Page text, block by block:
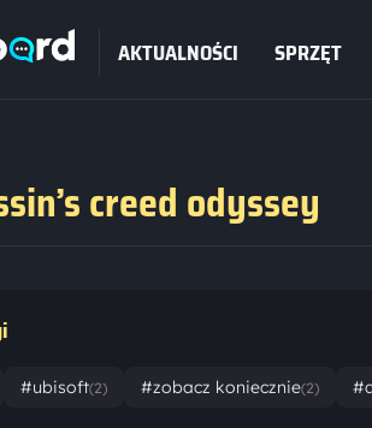
AKTUALNOŚCI SPRZĘT
creed odyssey
#ubisoft(2) #zobacz koniecznie(2)